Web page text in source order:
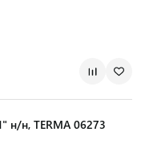
н/н, TERMA 06273